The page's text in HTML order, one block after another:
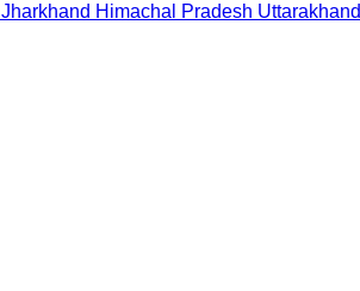
Jharkhand Himachal Pradesh Uttarakhand